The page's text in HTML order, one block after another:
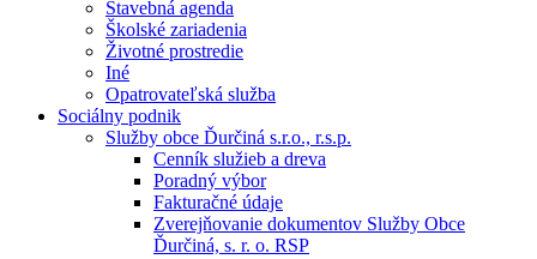
Stavebná agenda
Školské zariadenia
Životné prostredie
Iné
Opatrovateľská služba
Sociálny podnik
Služby obce Ďurčiná s.r.o., r.s.p.
Cenník služieb a dreva
Poradný výbor
Fakturačné údaje
Zverejňovanie dokumentov Služby Obce
Ďurčiná, s. r. o. RSP